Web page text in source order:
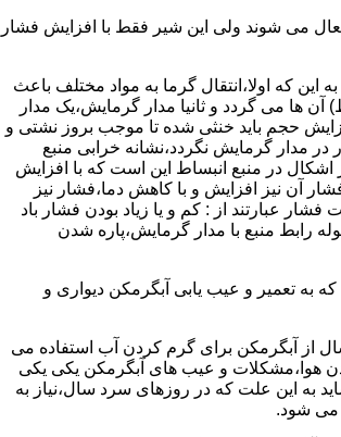
می شوند ولی این شیر فقط با افزایش فشار
این که اولا،انتقال گرما به مواد مختلف باعث
آن ها می گردد و ثانیا مدار گرمایش،یک مدار
حجم باید خنثی شده تا موجب بروز نشتی و
مدار گرمایش نگردد،نشانه خرابی منبع
اشکال در منبع انبساط این است که با افزایش
آن نیز افزایش و با کاهش دما،فشار نیز
فشار عبارتند از : کم و یا زیاد بودن فشار باد
رابط منبع با مدار گرمایش،پاره شدن
به تعمیر و عیب یابی آبگرمکن دیواری و
از آبگرمکن برای گرم کردن آب استفاده می
هوا،مشکلات و عیب های آبگرمکن یکی یکی
به این علت که در روزهای سرد سال،نیاز به
شود.